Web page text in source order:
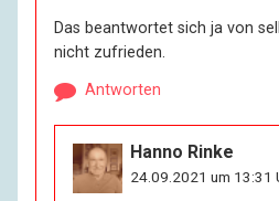
Das beantwortet sich ja von
nicht zufrieden.
Antworten
Hanno Rinke
24.09.2021 um 13:31